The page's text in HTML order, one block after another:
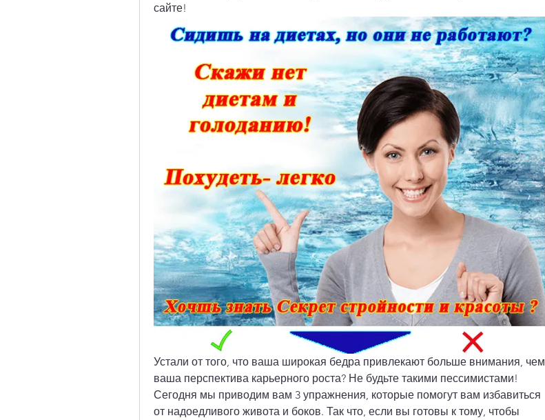
сайте!
Устали от того, что ваша широкая бедра привлекают больше внимания, чем
ваша перспектива карьерного роста? Не будьте такими пессимистами!
Сегодня мы приводим вам 3 упражнения, которые помогут вам избавиться
от надоедливого живота и боков. Так что, если вы готовы к тому, чтобы